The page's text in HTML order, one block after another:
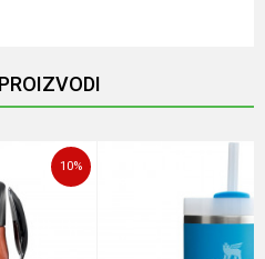
10%